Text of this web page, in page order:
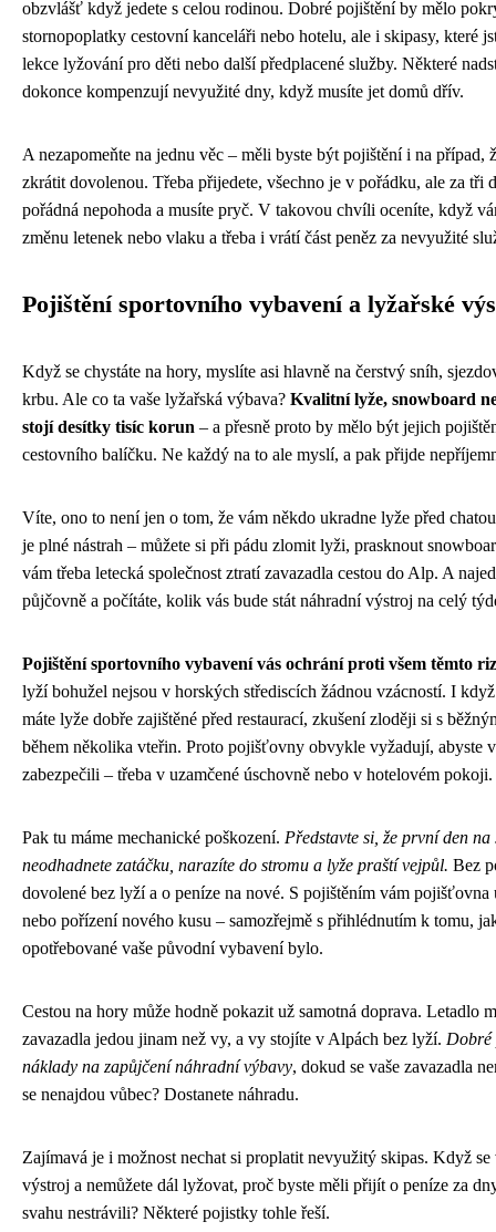
obzvlášť když jedete s celou rodinou. Dobré pojištění by mělo
stornopoplatky cestovní kanceláři nebo hotelu, ale i skipasy, které
lekce lyžování pro děti nebo další předplacené služby. Některé
dokonce kompenzují nevyužité dny, když musíte jet domů dřív.
A nezapomeňte na jednu věc – měli byste být pojištění i na případ,
zkrátit dovolenou. Třeba přijedete, všechno je v pořádku, ale za tři
pořádná nepohoda a musíte pryč. V takovou chvíli oceníte, když
změnu letenek nebo vlaku a třeba i vrátí část peněz za nevyužité
Pojištění sportovního vybavení a lyžařské
Když se chystáte na hory, myslíte asi hlavně na čerstvý sníh,
krbu. Ale co ta vaše lyžařská výbava? Kvalitní lyže, snowboard
stojí desítky tisíc korun – a přesně proto by mělo být jejich
cestovního balíčku. Ne každý na to ale myslí, a pak přijde
Víte, ono to není jen o tom, že vám někdo ukradne lyže před
je plné nástrah – můžete si při pádu zlomit lyži, prasknout
vám třeba letecká společnost ztratí zavazadla cestou do Alp. A
půjčovně a počítáte, kolik vás bude stát náhradní výstroj na celý
Pojištění sportovního vybavení vás ochrání proti všem těmto
lyží bohužel nejsou v horských střediscích žádnou vzácností. I
máte lyže dobře zajištěné před restaurací, zkušení zloději si s
během několika vteřin. Proto pojišťovny obvykle vyžadují, abyste
zabezpečili – třeba v uzamčené úschovně nebo v hotelovém pokoji.
Pak tu máme mechanické poškození. Představte si, že první den na
neodhadnete zatáčku, narazíte do stromu a lyže praští vejpůl. Bez
dovolené bez lyží a o peníze na nové. S pojištěním vám pojišťovna
nebo pořízení nového kusu – samozřejmě s přihlédnutím k tomu,
opotřebované vaše původní vybavení bylo.
Cestou na hory může hodně pokazit už samotná doprava. Letadlo
zavazadla jedou jinam než vy, a vy stojíte v Alpách bez lyží. Dobré
náklady na zapůjčení náhradní výbavy, dokud se vaše zavazadla
se nenajdou vůbec? Dostanete náhradu.
Zajímavá je i možnost nechat si proplatit nevyužitý skipas. Když se
výstroj a nemůžete dál lyžovat, proč byste měli přijít o peníze za
svahu nestrávili? Některé pojistky tohle řeší.